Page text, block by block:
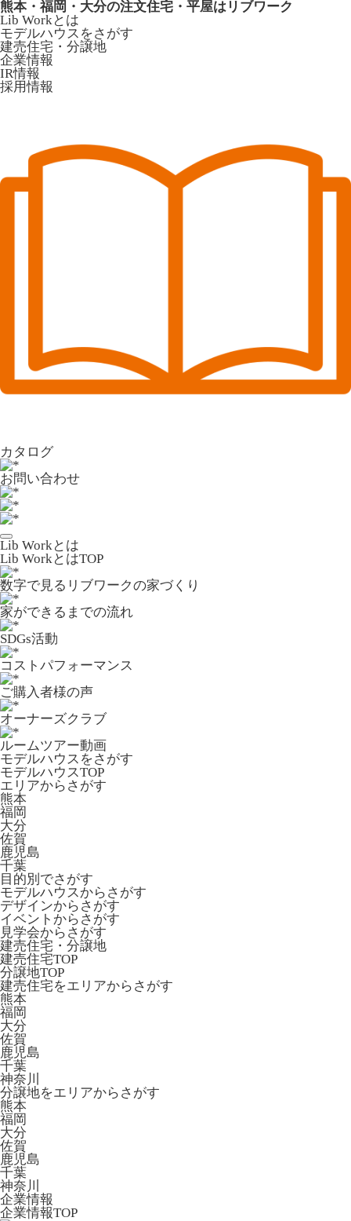
熊本・福岡・大分の注文住宅・平屋はリブワーク
Lib Workとは
モデルハウスをさがす
建売住宅・分譲地
企業情報
IR情報
採用情報
カタログ
お問い合わせ
Lib Workとは
Lib WorkとはTOP
数字で⾒るリブワークの家づくり
家ができるまでの流れ
SDGs活動
コストパフォーマンス
ご購入者様の声
オーナーズクラブ
ルームツアー動画
モデルハウスをさがす
モデルハウスTOP
エリアからさがす
熊本
福岡
大分
佐賀
鹿児島
千葉
目的別でさがす
モデルハウスからさがす
デザインからさがす
イベントからさがす
見学会からさがす
建売住宅・分譲地
建売住宅TOP
分譲地TOP
建売住宅をエリアからさがす
熊本
福岡
大分
佐賀
鹿児島
千葉
神奈川
分譲地をエリアからさがす
熊本
福岡
大分
佐賀
鹿児島
千葉
神奈川
企業情報
企業情報TOP